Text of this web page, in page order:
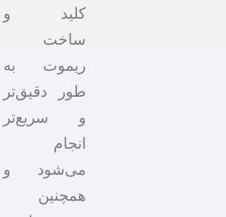
کلید و
ساخت
ریموت به
طور دقیق‌تر
و سریع‌تر
انجام
می‌شود و
همچنین